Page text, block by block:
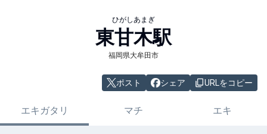
ひがしあまぎ
東甘木駅
福岡県大牟田市
ポスト シェア URLをコピー
エキガタリ マチ エキ